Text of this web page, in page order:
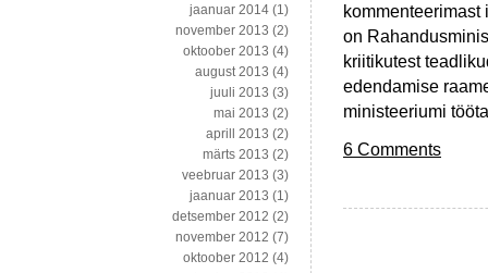
on
kriitikutest
edendamise
ministeeriumi
6 Comments
jaanuar 2014 (1)
november 2013 (2)
oktoober 2013 (4)
august 2013 (4)
juuli 2013 (3)
mai 2013 (2)
aprill 2013 (2)
märts 2013 (2)
veebruar 2013 (3)
jaanuar 2013 (1)
detsember 2012 (2)
november 2012 (7)
oktoober 2012 (4)